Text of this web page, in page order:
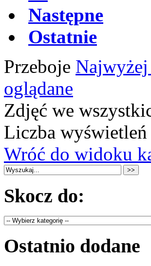
Następne
Ostatnie
Przeboje Najwyżej
oglądane
Zdjęć we
Liczba
Wróć do widoku
Skocz do:
Ostatnio dodane